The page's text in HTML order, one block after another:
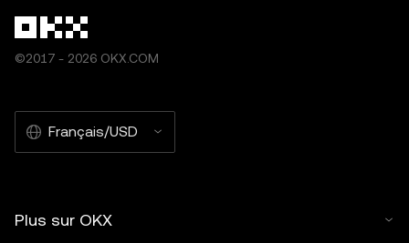
©2017 - 2026 OKX.COM
Français/USD
Plus sur OKX